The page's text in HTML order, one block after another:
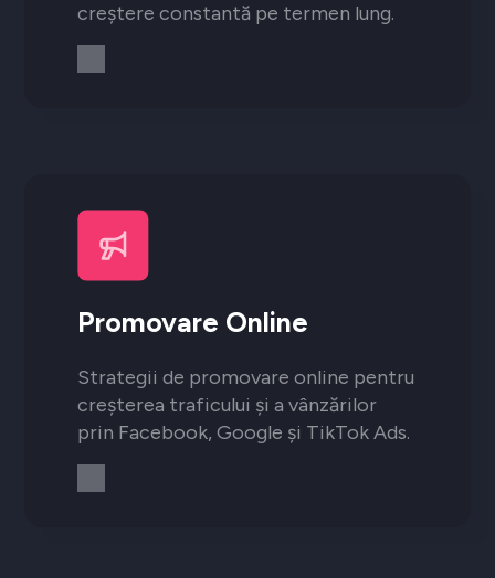
creștere constantă pe termen lung.
Promovare Online
Strategii de promovare online pentru
creșterea traficului și a vânzărilor
prin Facebook, Google și TikTok Ads.